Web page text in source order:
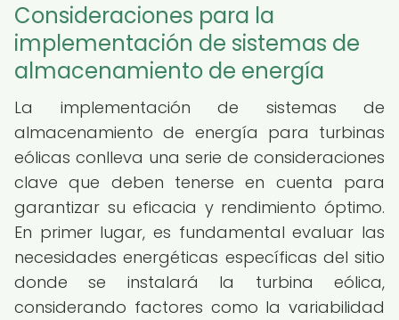
Consideraciones para la
implementación de sistemas de
almacenamiento de energía
La implementación de sistemas de
almacenamiento de energía para turbinas
eólicas conlleva una serie de consideraciones
clave que deben tenerse en cuenta para
garantizar su eficacia y rendimiento óptimo.
En primer lugar, es fundamental evaluar las
necesidades energéticas específicas del sitio
donde se instalará la turbina eólica,
considerando factores como la variabilidad